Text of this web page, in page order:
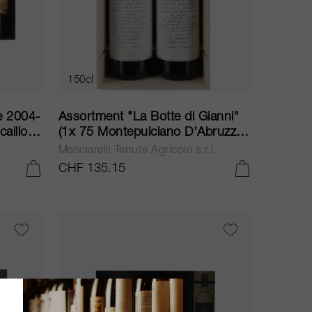
2004-
150cl
Assortment "La Botte di Gianni"
(1x 75 Montepulciano D'Abruzzo
Riserva 2017, 1x 75 Trebbiano
D'Abruzzo Riserva 2017) 2017
Masciarelli Tenute Agricole s.r.l.
CHF 135.15